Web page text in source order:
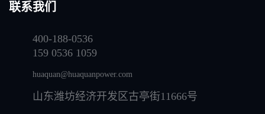
联系我们
400-188-0536
159 0536 1059
huaquan@huaquanpower.com
山东潍坊经济开发区古亭街11666号